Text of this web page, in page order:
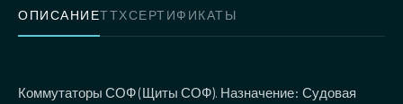
ОПИСАНИЕТТХСЕРТИФИКАТЫ
Коммутаторы СОФ (Щиты СОФ). Назначение: Судовая